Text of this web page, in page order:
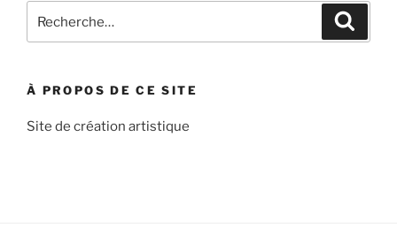
pour
À PROPOS DE CE SITE
Site de création artistique